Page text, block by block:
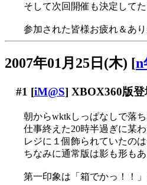
そして次回開催も決定して
参加された皆様お疲れ＆あ
2007年01月25日(木) [n
#1 [iM@S] XBOX360版登
朝からwktkしっぱなしで落
仕事終えた20時半過ぎに某
レジに１個飾られていたの
ちなみに通常版は影も形もあ
第一印象は「箱でかっ！！